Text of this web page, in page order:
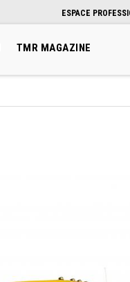
ESPACE
TMR MAGAZINE